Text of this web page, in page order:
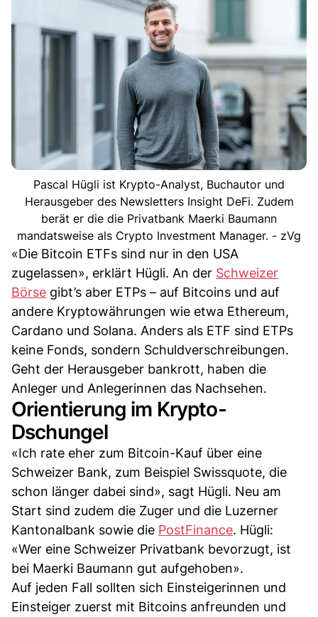
Pascal Hügli ist Krypto-Analyst, Buchautor und
Herausgeber des Newsletters Insight DeFi. Zudem
berät er die die Privatbank Maerki Baumann
mandatsweise als Crypto Investment Manager. - zVg
«Die Bitcoin ETFs sind nur in den USA
zugelassen», erklärt Hügli. An der Schweizer
Börse gibt’s aber ETPs – auf Bitcoins und auf
andere Kryptowährungen wie etwa Ethereum,
Cardano und Solana. Anders als ETF sind ETPs
keine Fonds, sondern Schuldverschreibungen.
Geht der Herausgeber bankrott, haben die
Anleger und Anlegerinnen das Nachsehen.
Orientierung im Krypto-
Dschungel
«Ich rate eher zum Bitcoin-Kauf über eine
Schweizer Bank, zum Beispiel Swissquote, die
schon länger dabei sind», sagt Hügli. Neu am
Start sind zudem die Zuger und die Luzerner
Kantonalbank sowie die PostFinance. Hügli:
«Wer eine Schweizer Privatbank bevorzugt, ist
bei Maerki Baumann gut aufgehoben».
Auf jeden Fall sollten sich Einsteigerinnen und
Einsteiger zuerst mit Bitcoins anfreunden und